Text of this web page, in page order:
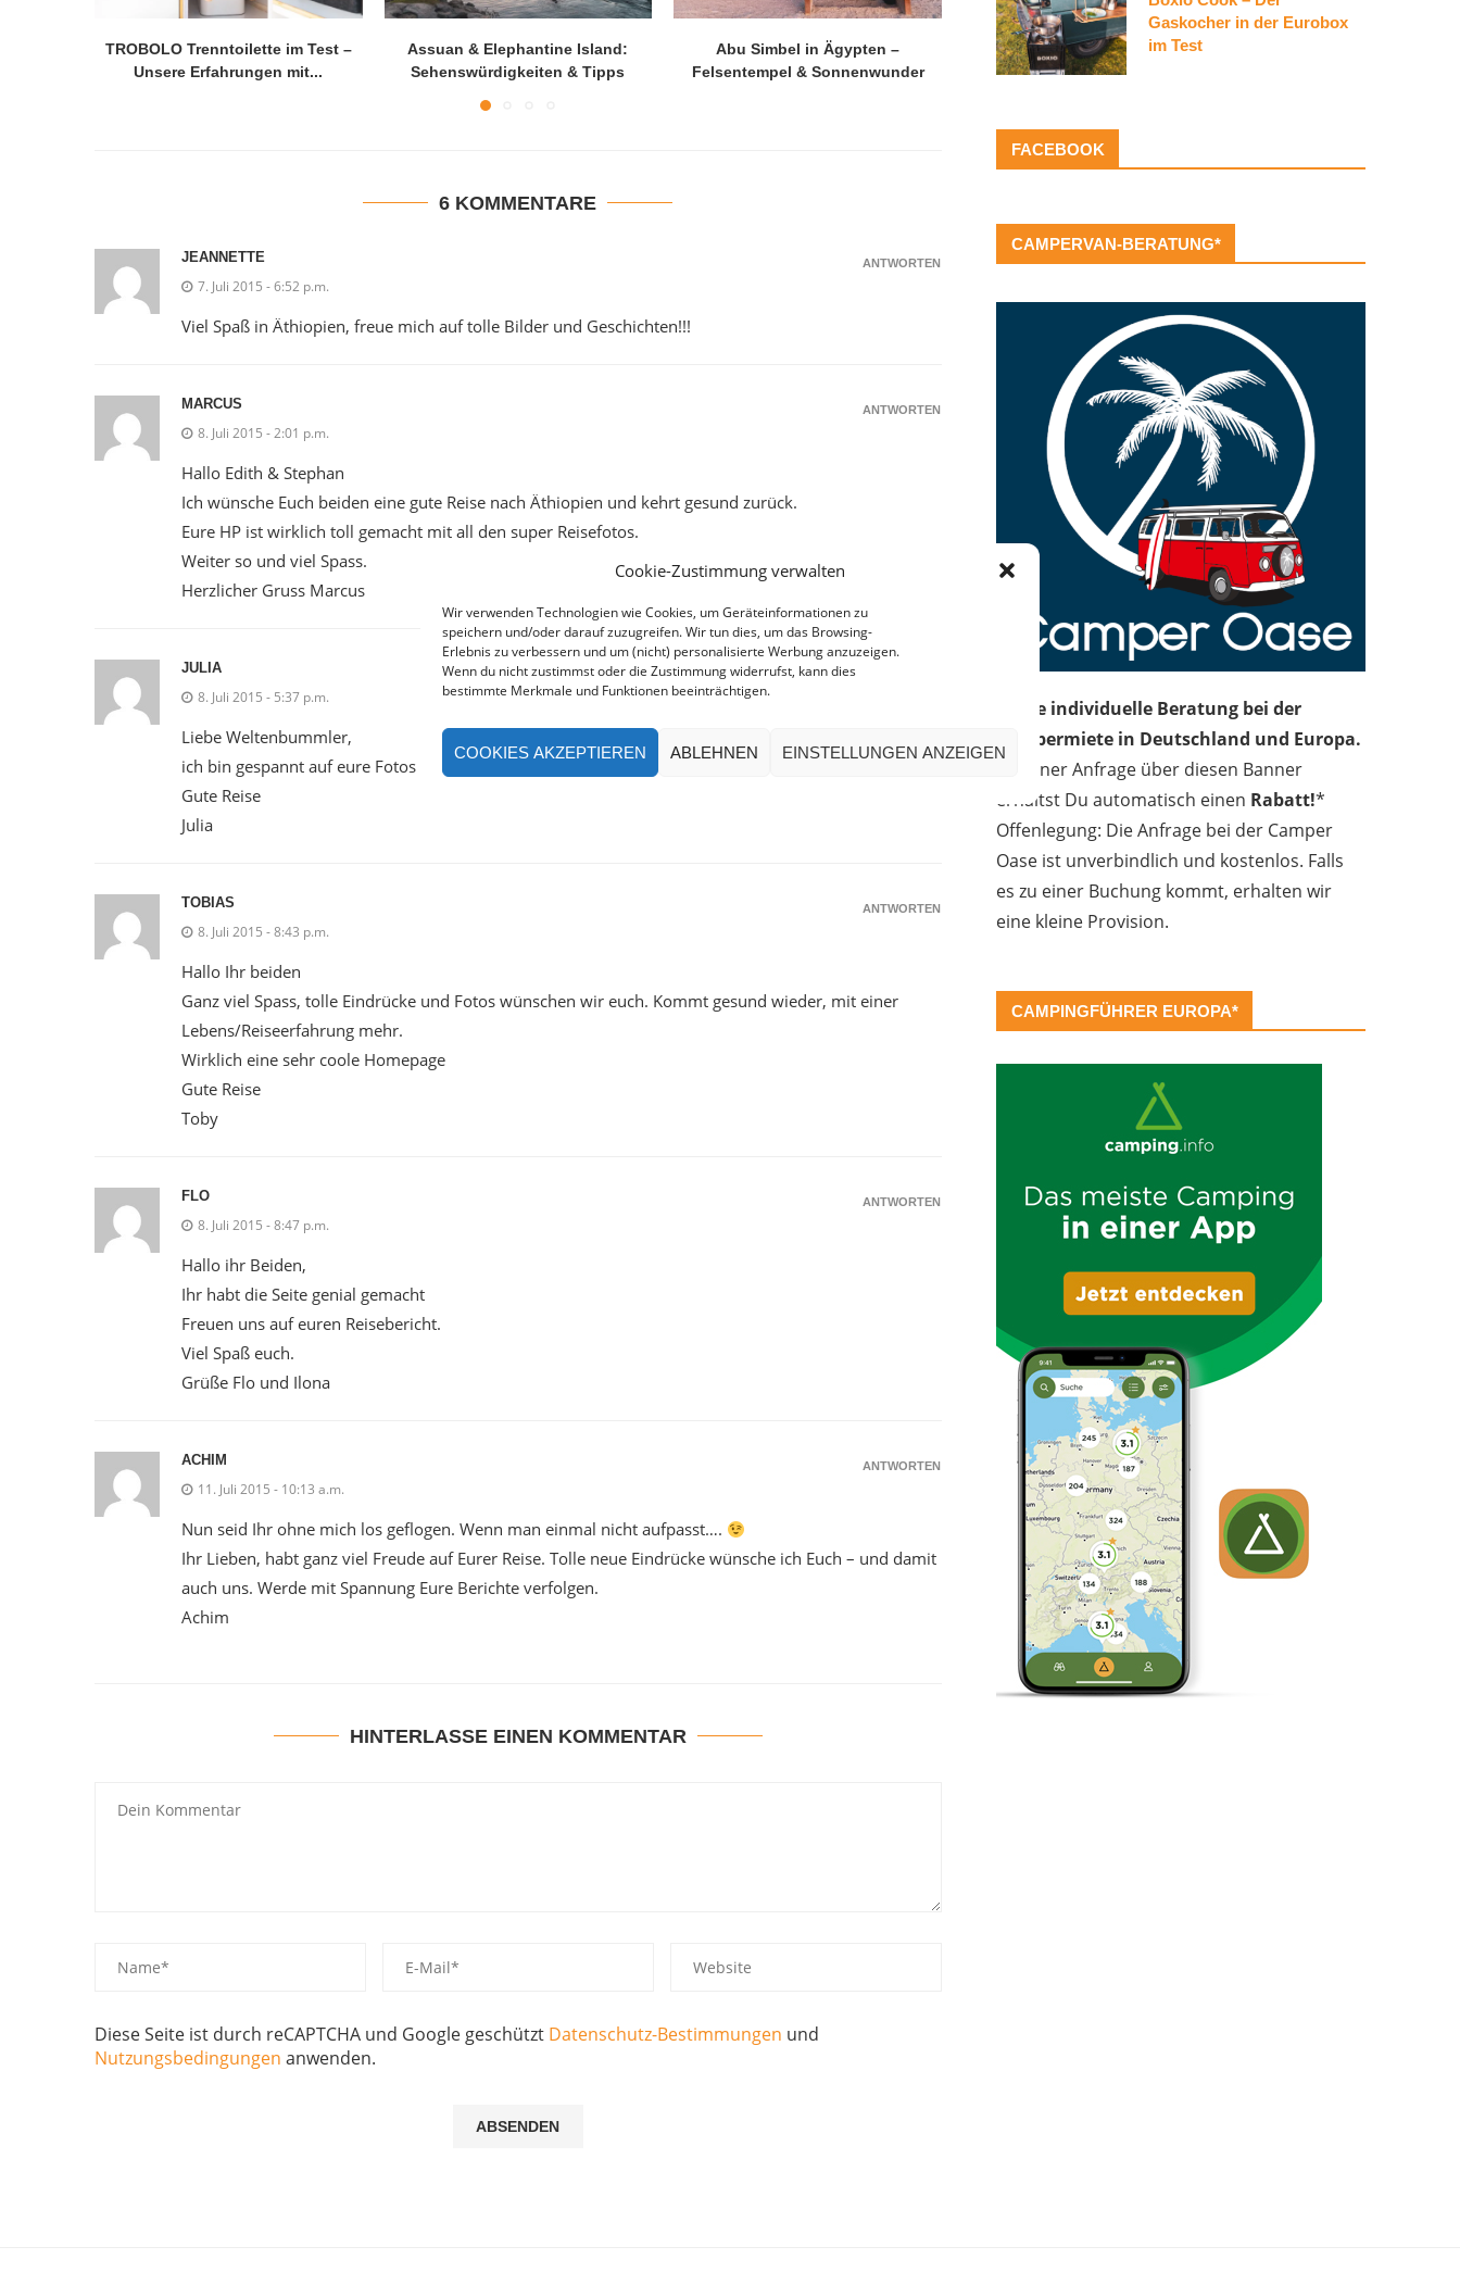
Cookie-Zustimmung verwalten
Wir verwenden Technologien wie Cookies, um Geräteinformationen zu
speichern und/oder darauf zuzugreifen. Wir tun dies, um das Browsing-
Erlebnis zu verbessern und um (nicht) personalisierte Werbung anzuzeigen.
Wenn du nicht zustimmst oder die Zustimmung widerrufst, kann dies
bestimmte Merkmale und Funktionen beeinträchtigen.
COOKIES AKZEPTIEREN ABLEHNEN EINSTELLUNGEN ANZEIGEN
TROBOLO Trenntoilette im Test –
Unsere Erfahrungen mit...
Assuan & Elephantine Island:
Sehenswürdigkeiten & Tipps
Abu Simbel in Ägypten –
Felsentempel & Sonnenwunder
Naturcamping Bermudadreieck –
Der Camping Geheimtipp an der...
6 KOMMENTARE
JEANNETTE
7. Juli 2015 - 6:52 p.m.
Viel Spaß in Äthiopien, freue mich auf tolle Bilder und Geschichten!!!
ANTWORTEN
MARCUS
8. Juli 2015 - 2:01 p.m.
Hallo Edith & Stephan
Ich wünsche Euch beiden eine gute Reise nach Äthiopien und kehrt gesund zurück.
Eure HP ist wirklich toll gemacht mit all den super Reisefotos.
Weiter so und viel Spass.
Herzlicher Gruss Marcus
ANTWORTEN
JULIA
8. Juli 2015 - 5:37 p.m.
Liebe Weltenbummler,
ich bin gespannt auf eure Fotos und Geschichten!
Gute Reise
Julia
TOBIAS
8. Juli 2015 - 8:43 p.m.
Hallo Ihr beiden
Ganz viel Spass, tolle Eindrücke und Fotos wünschen wir euch. Kommt gesund wieder, mit einer
Lebens/Reiseerfahrung mehr.
Wirklich eine sehr coole Homepage
Gute Reise
Toby
ANTWORTEN
FLO
8. Juli 2015 - 8:47 p.m.
Hallo ihr Beiden,
Ihr habt die Seite genial gemacht
Freuen uns auf euren Reisebericht.
Viel Spaß euch.
Grüße Flo und Ilona
ANTWORTEN
ACHIM
11. Juli 2015 - 10:13 a.m.
Nun seid Ihr ohne mich los geflogen. Wenn man einmal nicht aufpasst….
Ihr Lieben, habt ganz viel Freude auf Eurer Reise. Tolle neue Eindrücke wünsche ich Euch – und damit
auch uns. Werde mit Spannung Eure Berichte verfolgen.
Achim
ANTWORTEN
HINTERLASSE EINEN KOMMENTAR
Diese Seite ist durch reCAPTCHA und Google geschützt Datenschutz-Bestimmungen und
Nutzungsbedingungen anwenden.
Gaskocher in der Eurobox
im Test
FACEBOOK
CAMPERVAN-BERATUNG*
Deine individuelle Beratung bei der
Campermiete in Deutschland und Europa.
Bei einer Anfrage über diesen Banner
erhältst Du automatisch einen Rabatt!*
Offenlegung: Die Anfrage bei der Camper
Oase ist unverbindlich und kostenlos. Falls
es zu einer Buchung kommt, erhalten wir
eine kleine Provision.
CAMPINGFÜHRER EUROPA*